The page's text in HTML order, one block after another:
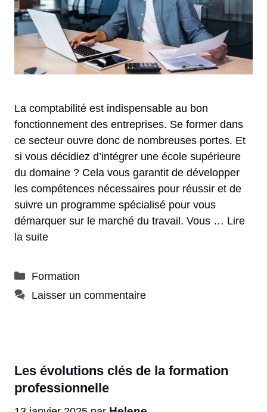
La comptabilité est indispensable au bon
fonctionnement des entreprises. Se former dans
ce secteur ouvre donc de nombreuses portes. Et
si vous décidiez d’intégrer une école supérieure
du domaine ? Cela vous garantit de développer
les compétences nécessaires pour réussir et de
suivre un programme spécialisé pour vous
démarquer sur le marché du travail. Vous … Lire
la suite
Catégories
Formation
Laisser un commentaire
Les évolutions clés de la formation
professionnelle